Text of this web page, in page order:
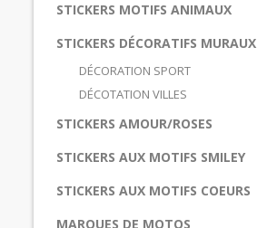
STICKERS MOTIFS ANIMAUX
STICKERS DÉCORATIFS MURAUX
DÉCORATION SPORT
DÉCOTATION VILLES
STICKERS AMOUR/ROSES
STICKERS AUX MOTIFS SMILEY
STICKERS AUX MOTIFS COEURS
MARQUES DE MOTOS